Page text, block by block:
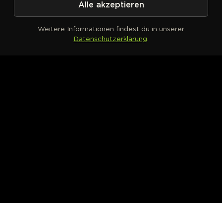
Kein Produkt definiert
Alle akzeptieren
Weitere Informationen findest du in unserer
Datenschutzerklärung